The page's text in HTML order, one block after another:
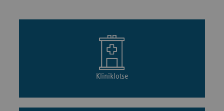
Kliniklotse